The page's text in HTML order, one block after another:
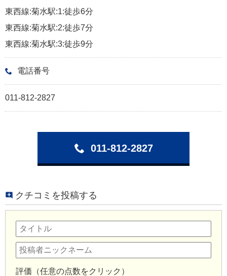
東西線:菊水駅:1:徒歩6分
東西線:菊水駅:2:徒歩7分
東西線:菊水駅:3:徒歩9分
電話番号
011-812-2827
011-812-2827
クチコミを投稿する
評価（任意の点数をクリック）